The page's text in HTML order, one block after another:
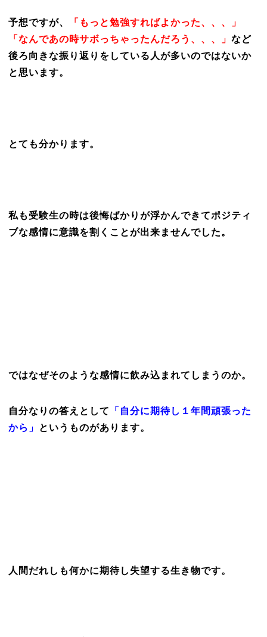
予想ですが、
「もっと勉強すればよかった、、、」
「なんであの時サボっちゃったんだろう、、、」 など
後ろ向きな振り返りをしている人が多いのではないか
と思います。
とても分かります。
私も受験生の時は後悔ばかりが浮かんできてポジティ
ブな感情に意識を割くことが出来ませんでした。
ではなぜそのような感情に飲み込まれてしまうのか。
自分なりの答えとして
「自分に期待し１年間頑張った
から」
というものがあります。
人間だれしも何かに期待し失望する生き物です。